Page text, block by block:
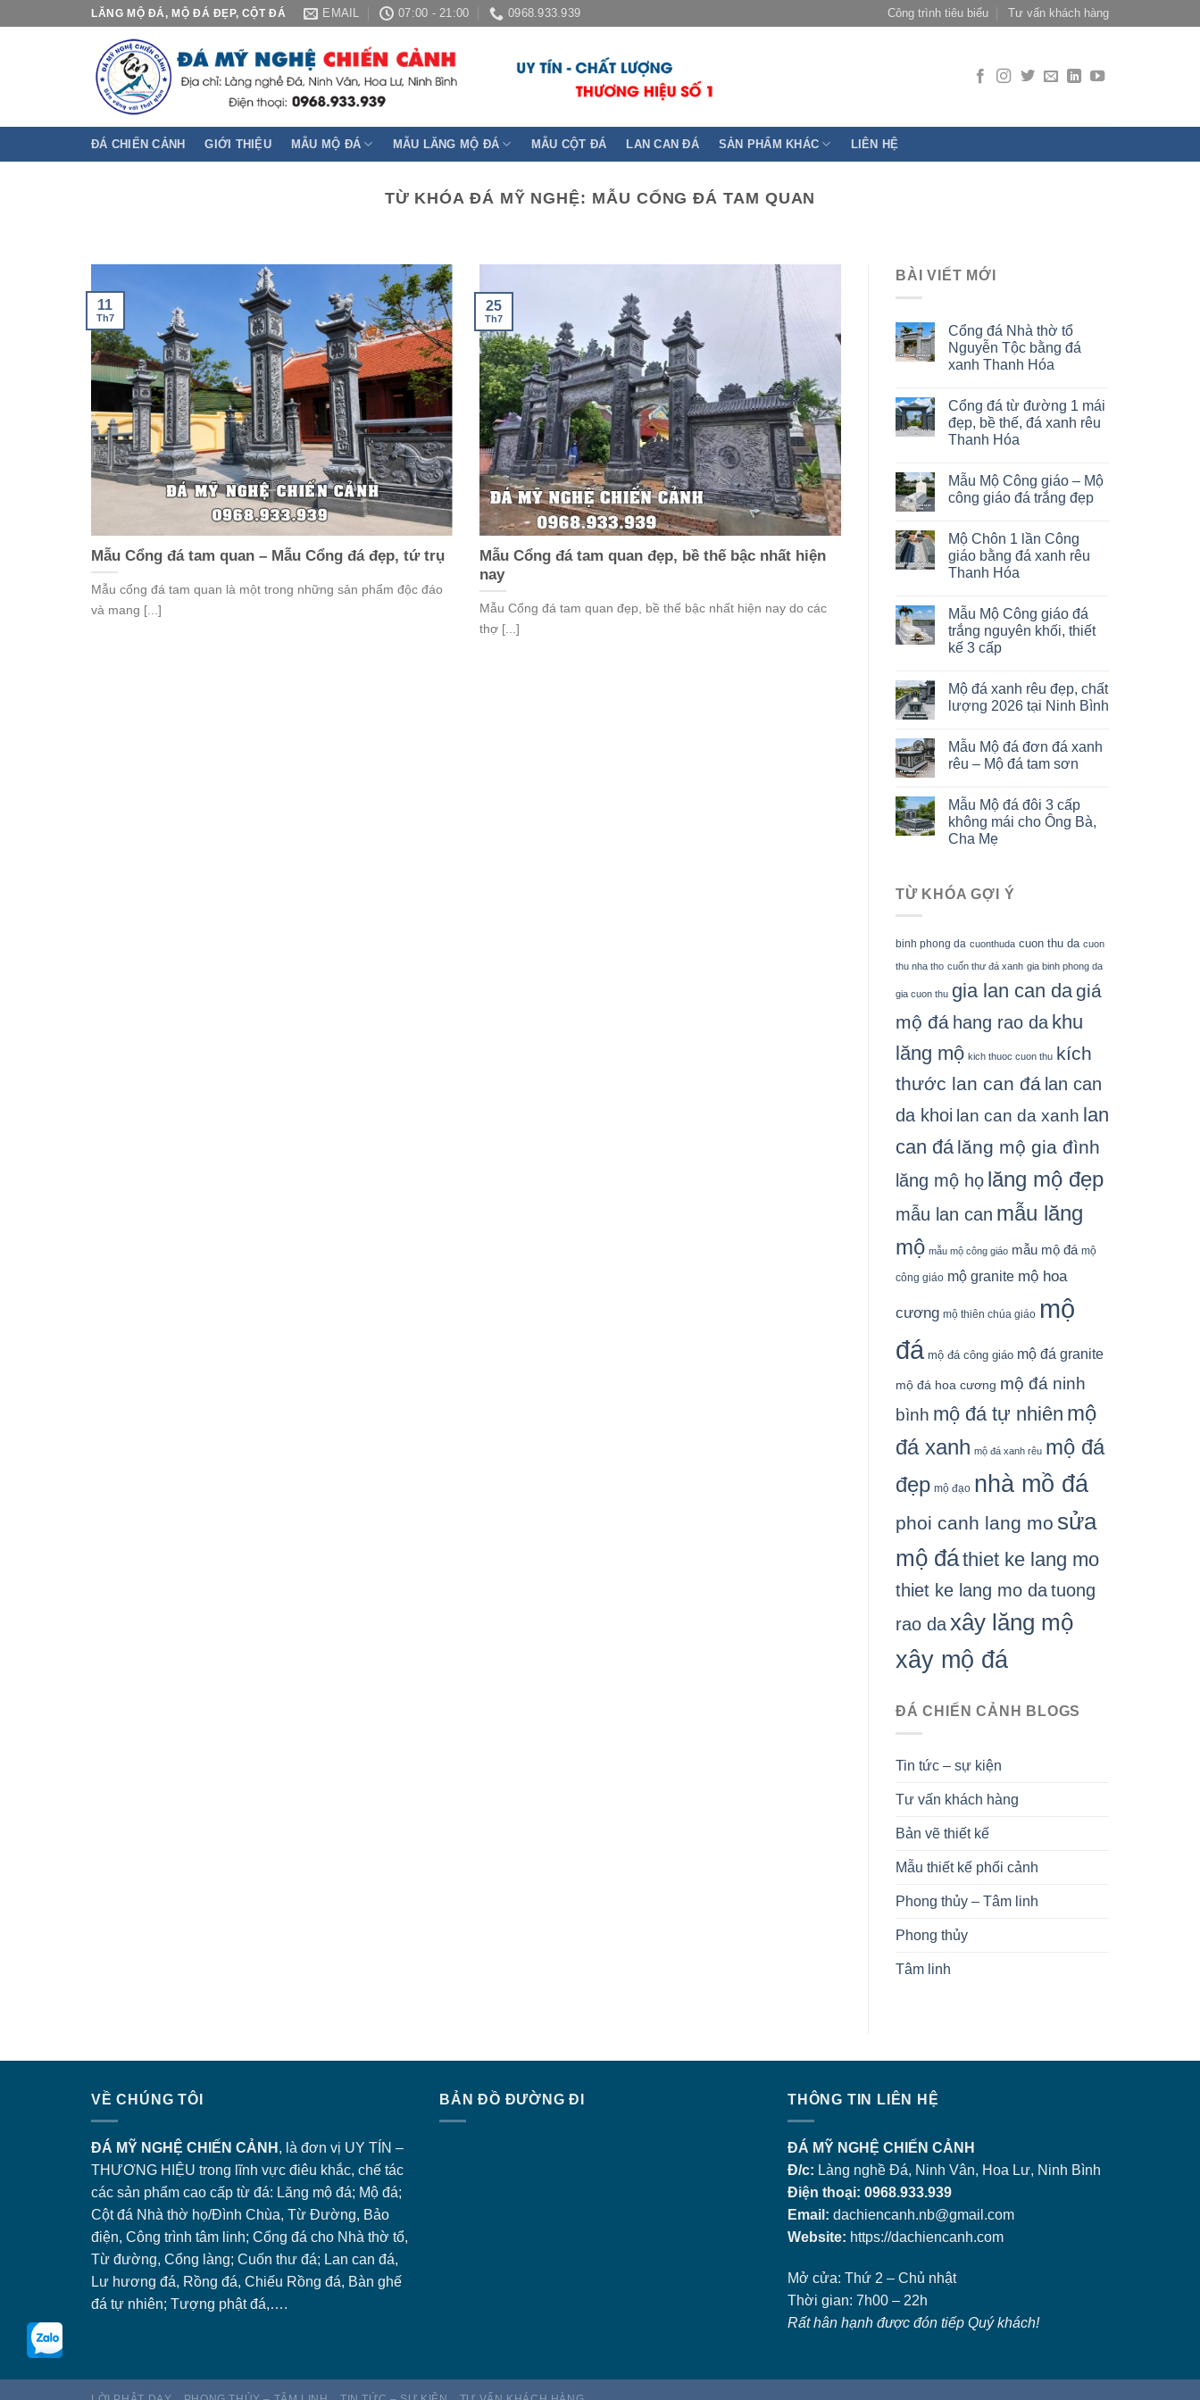
LĂNG MỘ ĐÁ, MỘ ĐÁ ĐẸP, CỘT ĐÁ EMAIL 07:00 - 21:00 0968.933.939 Công trình tiêu biểu Tư vấn khách hàng
ĐÁ CHIẾN CẢNH GIỚI THIỆU MẪU MỘ ĐÁ MẪU LĂNG MỘ ĐÁ MẪU CỘT ĐÁ LAN CAN ĐÁ SẢN PHẨM KHÁC LIÊN HỆ
TỪ KHÓA ĐÁ MỸ NGHỆ: MẪU CỔNG ĐÁ TAM QUAN
Mẫu Cổng đá tam quan – Mẫu Cổng đá đẹp, tứ trụ
Mẫu cổng đá tam quan là một trong những sản phẩm độc đáo
và mang [...]
11
Th7
Mẫu Cổng đá tam quan đẹp, bề thế bậc nhất hiện
nay
Mẫu Cổng đá tam quan đẹp, bề thế bậc nhất hiện nay do các
thợ [...]
25
Th7
BÀI VIẾT MỚI
Cổng đá Nhà thờ tổ
Nguyễn Tộc bằng đá
xanh Thanh Hóa
Cổng đá từ đường 1 mái
đẹp, bề thế, đá xanh rêu
Thanh Hóa
Mẫu Mộ Công giáo – Mộ
công giáo đá trắng đẹp
Mộ Chôn 1 lần Công
giáo bằng đá xanh rêu
Thanh Hóa
Mẫu Mộ Công giáo đá
trắng nguyên khối, thiết
kế 3 cấp
Mộ đá xanh rêu đẹp, chất
lượng 2026 tại Ninh Bình
Mẫu Mộ đá đơn đá xanh
rêu – Mộ đá tam sơn
Mẫu Mộ đá đôi 3 cấp
không mái cho Ông Bà,
Cha Mẹ
TỪ KHÓA GỢI Ý
binh phong da cuonthuda cuon thu da cuon
thu nha tho cuốn thư đá xanh gia binh phong da
gia cuon thu gia lan can dagiá
mộ đá hang rao da khu
lăng mộ kich thuoc cuon thu kích
thước lan can đá lan can
da khoi lan can da xanh lan
can đá lăng mộ gia đình
lăng mộ họ lăng mộ đẹp
mẫu lan can mẫu lăng
mộ mẫu mộ công giáo mẫu mộ đá mộ
công giáo mộ granite mộ hoa
cương mộ thiên chúa giáo mộ
đá mộ đá công giáo mộ đá granite
mộ đá hoa cương mộ đá ninh
bình mộ đá tự nhiên mộ
đá xanh mộ đá xanh rêu mộ đá
đẹp mộ đạo nhà mồ đá
phoi canh lang mo sửa
mộ đáthiet ke lang mo
thiet ke lang mo datuong
rao daxây lăng mộ
xây mộ đá
ĐÁ CHIẾN CẢNH BLOGS
Tin tức – sự kiện
Tư vấn khách hàng
Bản vẽ thiết kế
Mẫu thiết kế phối cảnh
Phong thủy – Tâm linh
Phong thủy
Tâm linh
VỀ CHÚNG TÔI
ĐÁ MỸ NGHỆ CHIẾN CẢNH , là đơn vị UY TÍN –
THƯƠNG HIỆU trong lĩnh vực điêu khắc, chế tác
các sản phẩm cao cấp từ đá: Lăng mộ đá; Mộ đá;
Cột đá Nhà thờ họ/Đình Chùa, Từ Đường, Bảo
điện, Công trình tâm linh; Cổng đá cho Nhà thờ tổ,
Từ đường, Cổng làng; Cuốn thư đá; Lan can đá,
Lư hương đá, Rồng đá, Chiếu Rồng đá, Bàn ghế
đá tự nhiên; Tượng phật đá,….
BẢN ĐỒ ĐƯỜNG ĐI THÔNG TIN LIÊN HỆ
ĐÁ MỸ NGHỆ CHIẾN CẢNH
Đ/c: Làng nghề Đá, Ninh Vân, Hoa Lư, Ninh Bình
Điện thoại: 0968.933.939
Email: dachiencanh.nb@gmail.com
Website: https://dachiencanh.com
Mở cửa: Thứ 2 – Chủ nhật
Thời gian: 7h00 – 22h
Rất hân hạnh được đón tiếp Quý khách!